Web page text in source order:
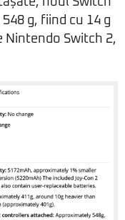
g, fiind cu 14 g
Nintendo Switch 2,